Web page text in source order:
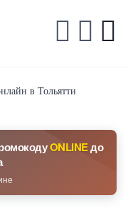
в Тольятти
ONLINEдо